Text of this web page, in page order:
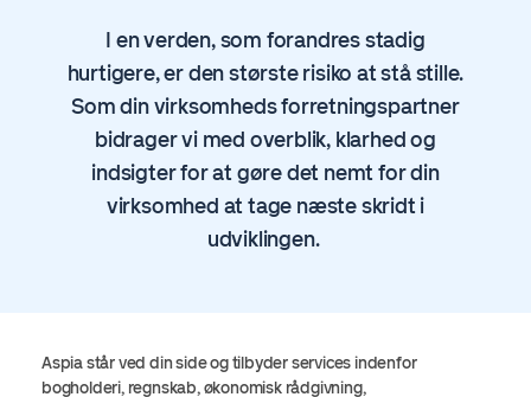
I en verden, som forandres stadig
hurtigere, er den største risiko at stå stille.
Som din virksomheds forretningspartner
bidrager vi med overblik, klarhed og
indsigter for at gøre det nemt for din
virksomhed at tage næste skridt i
udviklingen.
Aspia står ved din side og tilbyder services indenfor
bogholderi, regnskab, økonomisk rådgivning,